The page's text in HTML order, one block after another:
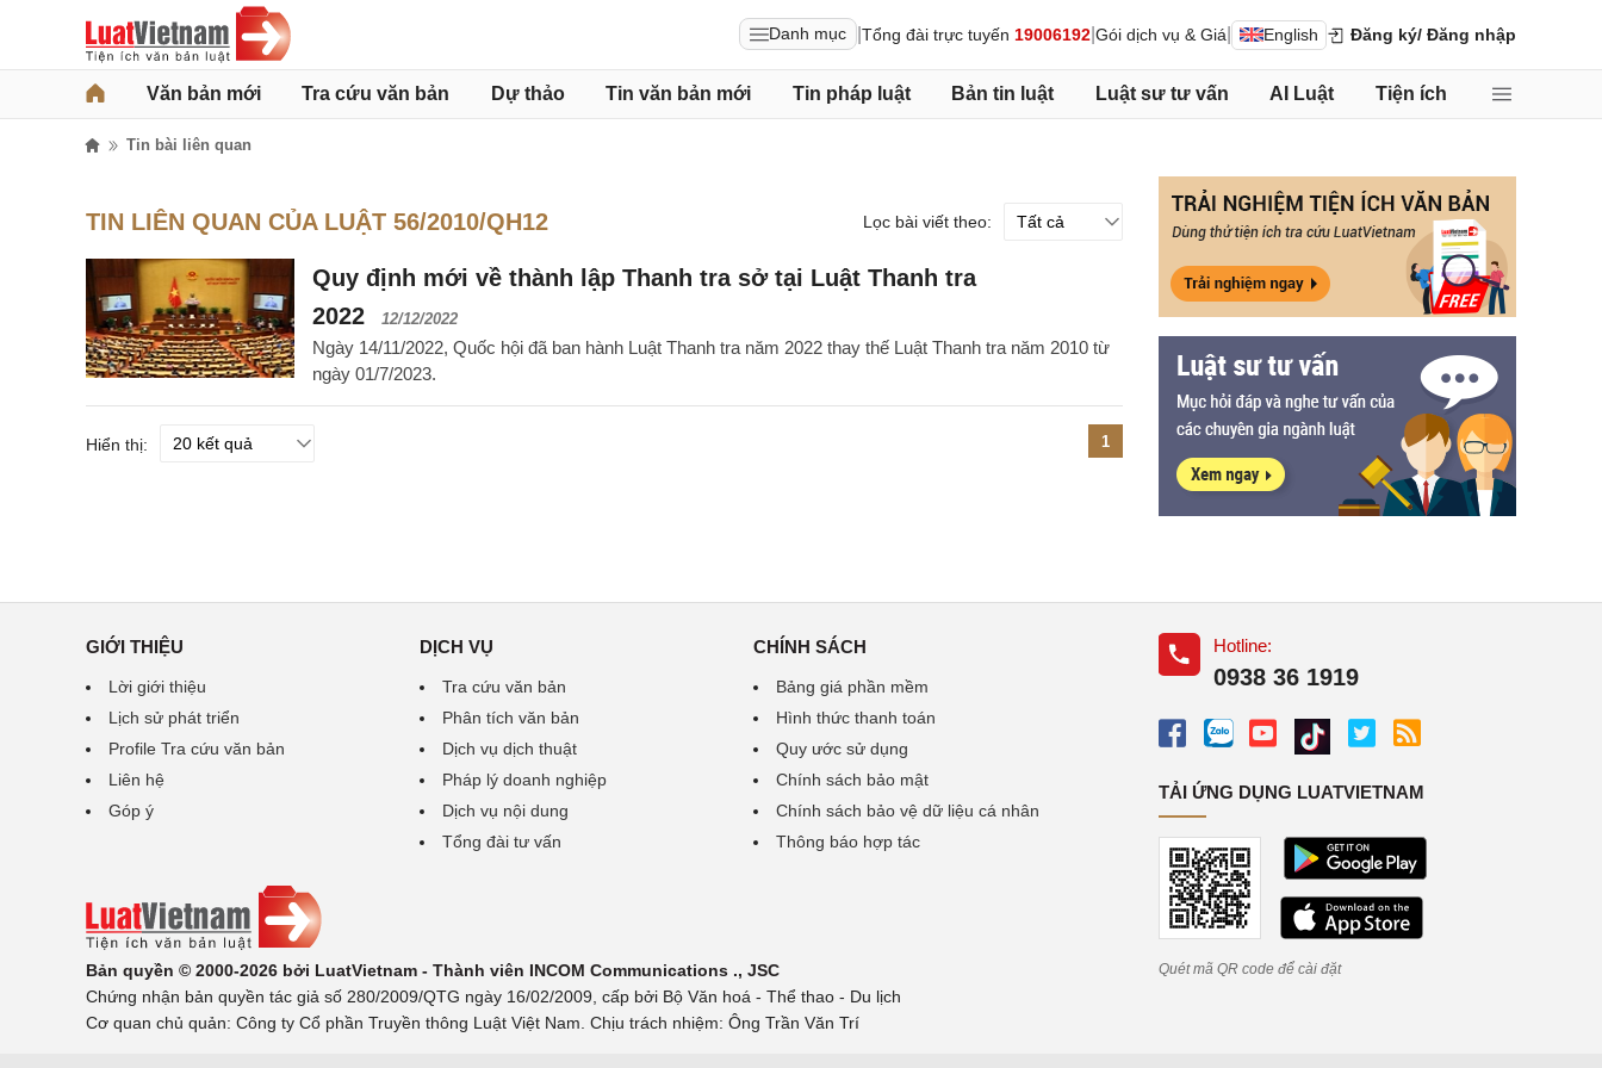
Danh mục Tổng đài trực tuyến 19006192 Gói dịch vụ & Giá English Đăng ký/ Đăng nhập
Văn bản mới Tra cứu văn bản Dự thảo Tin văn bản mới Tin pháp luật Bản tin luật Luật sư tư vấn AI Luật Tiện ích
Tin bài liên quan
TIN LIÊN QUAN CỦA LUẬT 56/2010/QH12 Lọc bài viết theo:
Quy định mới về thành lập Thanh tra sở tại Luật Thanh tra
2022
12/12/2022
Ngày 14/11/2022, Quốc hội đã ban hành Luật Thanh tra năm 2022 thay thế Luật Thanh tra năm 2010 từ
ngày 01/7/2023.
Hiển thị: 1
GIỚI THIỆU
Lời giới thiệu
Lịch sử phát triển
Profile Tra cứu văn bản
Liên hệ
Góp ý
DỊCH VỤ
Tra cứu văn bản
Phân tích văn bản
Dịch vụ dịch thuật
Pháp lý doanh nghiệp
Dịch vụ nội dung
Tổng đài tư vấn
CHÍNH SÁCH
Bảng giá phần mềm
Hình thức thanh toán
Quy ước sử dụng
Chính sách bảo mật
Chính sách bảo vệ dữ liệu cá nhân
Thông báo hợp tác
Bản quyền © 2000-2026 bởi LuatVietnam - Thành viên INCOM Communications ., JSC
Chứng nhận bản quyền tác giả số 280/2009/QTG ngày 16/02/2009, cấp bởi Bộ Văn hoá - Thể thao - Du lịch
Cơ quan chủ quản: Công ty Cổ phần Truyền thông Luật Việt Nam. Chịu trách nhiệm: Ông Trần Văn Trí
Hotline:
0938 36 1919
TẢI ỨNG DỤNG LUATVIETNAM
Quét mã QR code để cài đặt